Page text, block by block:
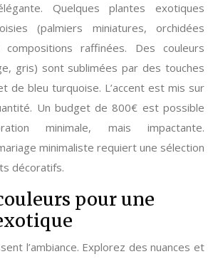
Quelques plantes exotiques
(palmiers miniatures, orchidées
raffinées. Des couleurs
gris) sont sublimées par des touches
de bleu turquoise. L’accent est mis sur
Un budget de 800€ est possible
minimale, mais impactante.
minimaliste requiert une sélection
décoratifs.
pour une
l’ambiance. Explorez des nuances et